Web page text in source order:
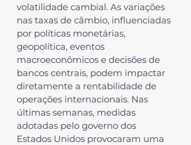
volatilidade cambial. As variações
nas taxas de câmbio, influenciadas
por políticas monetárias,
geopolítica, eventos
macroeconômicos e decisões de
bancos centrais, podem impactar
diretamente a rentabilidade de
operações internacionais. Nas
últimas semanas, medidas
adotadas pelo governo dos
Estados Unidos provocaram uma